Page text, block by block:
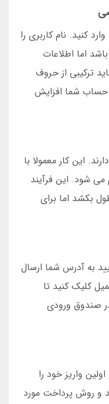
کنید. نام کاربری را
اما اطلاعات
ترکیبی از حروف
حساب شما افزایش
این کار معمولا با
شود. این فرآیند
بکشد اما برای
به آدرس شما ارسال
کلیک کنید تا
صندوق ورودی
واریز خود را
و روش پرداخت مورد